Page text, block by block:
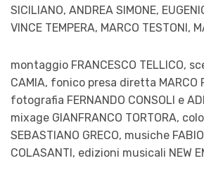
SICILIANO, ANDREA SIMONE,
VINCE TEMPERA, MARCO TESTONI,
montaggio FRANCESCO TELLICO,
CAMIA, fonico presa diretta MARCO
fotografia FERNANDO CONSOLI e
mixage GIANFRANCO TORTORA,
SEBASTIANO GRECO, musiche
COLASANTI, edizioni musicali NEW